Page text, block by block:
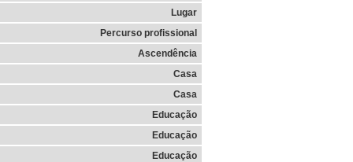
Lugar
Percurso profissional
Ascendência
Casa
Casa
Educação
Educação
Educação